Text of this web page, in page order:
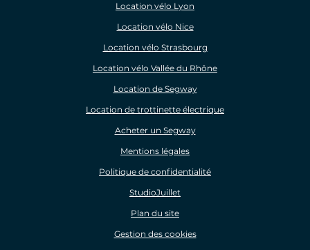
Location vélo Lyon
Location vélo Nice
Location vélo Strasbourg
Location vélo Vallée du Rhône
Location de Segway
Location de trottinette électrique
Acheter un Segway
Mentions légales
Politique de confidentialité
StudioJuillet
Plan du site
Gestion des cookies